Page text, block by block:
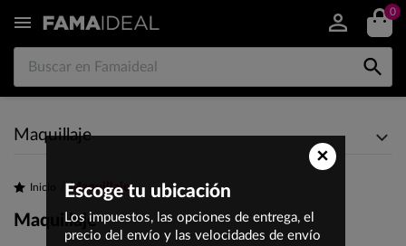
 0

Maquillaje
Inicio Maquillaje
Maquillaje
×
Escoge tu ubicación
Los impuestos, las opciones de entrega, el
precio del envío y las velocidades de envío